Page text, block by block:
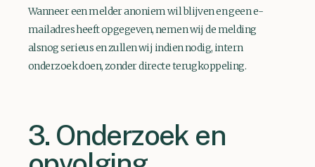
Wanneer een melder anoniem wil blijven en geen e-
mailadres heeft opgegeven, nemen wij de melding
alsnog serieus en zullen wij indien nodig, intern
onderzoek doen, zonder directe terugkoppeling.
3. Onderzoek en